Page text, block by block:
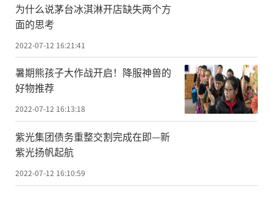
为什么说茅台冰淇淋开店缺失两个方
面的思考
2022-07-12 16:21:41
暑期熊孩子大作战开启！降服神兽的
好物推荐
2022-07-12 16:13:18
紫光集团债务重整交割完成在即—新
紫光扬帆起航
2022-07-12 16:10:59